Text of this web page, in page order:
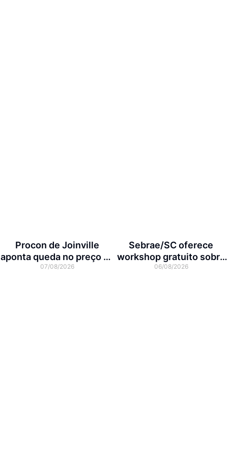
Procon de Joinville
aponta queda no preço da
cesta básica em agosto
07/08/2026
Sebrae/SC oferece
workshop gratuito sobre
franquias em Joinville
06/08/2026